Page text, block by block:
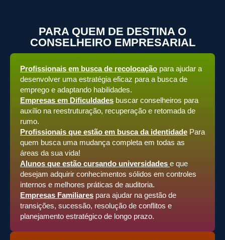
PARA QUEM DE DESTINA O
CONSELHEIRO EMPRESARIAL
Profissionais em busca de recolocação para ajudar a
desenvolver uma estratégia eficaz para a busca de
emprego e adaptando habilidades.
Empresas em Dificuldades buscar conselheiros para
auxílio na reestruturação, recuperação e retomada de
rumo.
Profissionais que estão em busca da identidade Para
quem busca uma mudança completa em todas as
áreas da sua vida!
Alunos que estão cursando universidades e que
desejam adquirir conhecimentos sólidos em controles
internos e melhores práticas de auditoria.
Empresas Familiares para ajudar na gestão de
transições, sucessão, resolução de conflitos e
planejamento estratégico de longo prazo.